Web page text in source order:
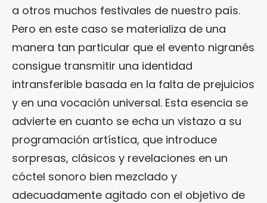
a otros muchos festivales de nuestro país.
Pero en este caso se materializa de una
manera tan particular que el evento nigranés
consigue transmitir una identidad
intransferible basada en la falta de prejuicios
y en una vocación universal. Esta esencia se
advierte en cuanto se echa un vistazo a su
programación artística, que introduce
sorpresas, clásicos y revelaciones en un
cóctel sonoro bien mezclado y
adecuadamente agitado con el objetivo de